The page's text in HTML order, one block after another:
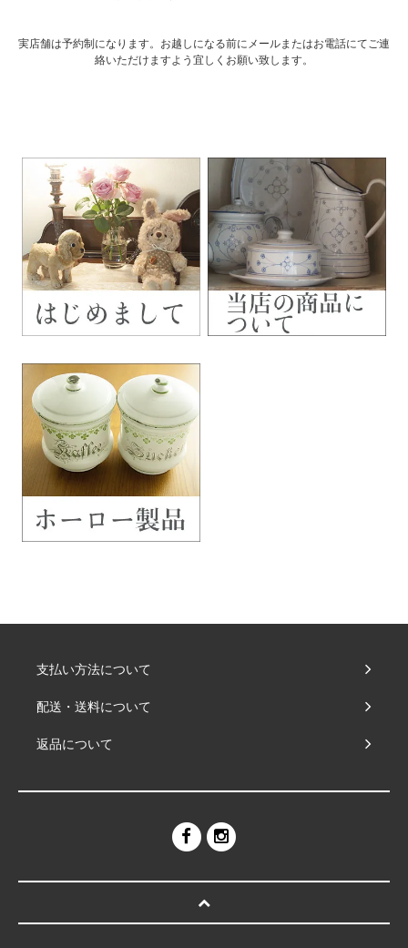
実店舗は予約制になります。お越しになる前にメールまたはお電話にてご連
絡いただけますよう宜しくお願い致します。
支払い方法について
配送・送料について
返品について